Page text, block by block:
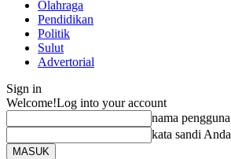
Olahraga
Pendidikan
Politik
Sulut
Advertorial
Sign in
Welcome!Log into your account
nama pengguna
kata sandi Anda